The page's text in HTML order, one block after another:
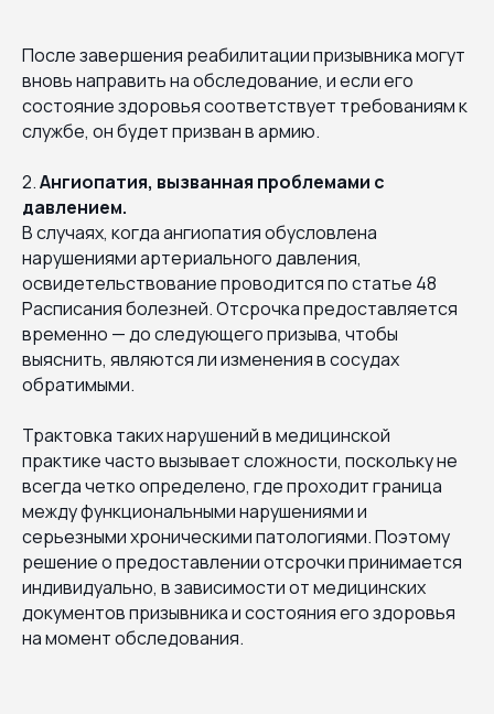
После завершения реабилитации призывника могут
вновь направить на обследование, и если его
состояние здоровья соответствует требованиям к
службе, он будет призван в армию.
2.Ангиопатия, вызванная проблемами с
давлением.
В случаях, когда ангиопатия обусловлена
нарушениями артериального давления,
освидетельствование проводится по статье 48
Расписания болезней. Отсрочка предоставляется
временно — до следующего призыва, чтобы
выяснить, являются ли изменения в сосудах
обратимыми.
Трактовка таких нарушений в медицинской
практике часто вызывает сложности, поскольку не
всегда четко определено, где проходит граница
между функциональными нарушениями и
серьезными хроническими патологиями. Поэтому
решение о предоставлении отсрочки принимается
индивидуально, в зависимости от медицинских
документов призывника и состояния его здоровья
на момент обследования.